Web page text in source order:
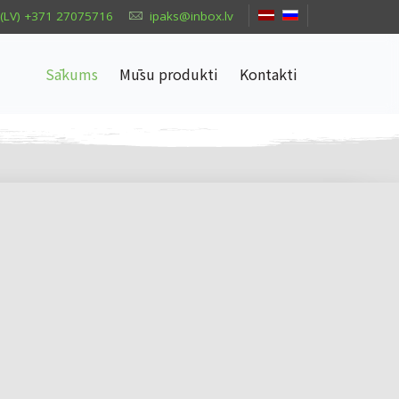
(LV) +371 27075716 ipaks@inbox.lv
Sākums Mūsu produkti Kontakti